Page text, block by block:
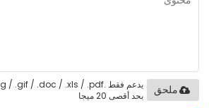
بحد أقصى 20 ميجا
ملحق